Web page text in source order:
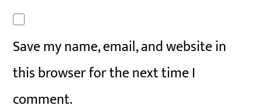
Save my name, email, and website in
this browser for the next time I
comment.